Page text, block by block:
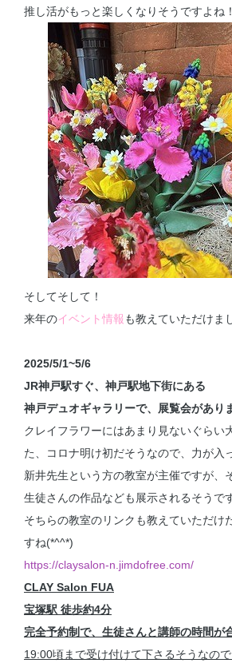
推し活がもっと楽しくなりそうですよね！
そしてそして！
来年のイベント情報も教えていただけま
2025/5/1~5/6
JR神戸駅すぐ、神戸駅地下街にある
神戸デュオギャラリーで、展覧会があり
クレイフラワーにはあまり見ないぐらい
た、コロナ明け初だそうなので、力が入
新井先生という方の教室が主催ですが、
生徒さんの作品なども展示されるそうで
そちらの教室のリンクも教えていただけ
すね(*^^*)
https://claysalon-n.jimdofree.com/
CLAY Salon FUA
宝塚駅 徒歩約4分
完全予約制で、生徒さんと講師の時間が
19:00頃まで受け付けて下さるそうなの